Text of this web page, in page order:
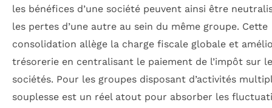
les bénéfices d’une société peuvent ainsi être
les pertes d’une autre au sein du même groupe. Cette
consolidation allège la charge fiscale globale et
trésorerie en centralisant le paiement de l’impôt sur
sociétés. Pour les groupes disposant d’activités
souplesse est un réel atout pour absorber les